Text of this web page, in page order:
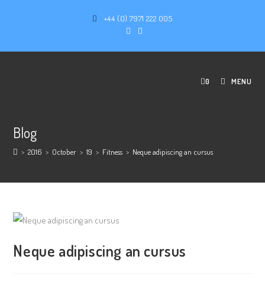
+44 (0) 7971 222 005
0 MENU
Blog
> 2016 > October > 19 > Fitness > Neque adipiscing an cursus
Neque adipiscing an cursus